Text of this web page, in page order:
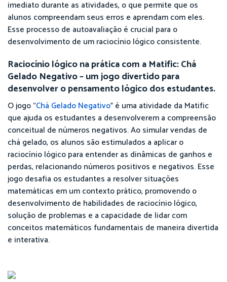
imediato durante as atividades, o que permite que os
alunos compreendam seus erros e aprendam com eles.
Esse processo de autoavaliação é crucial para o
desenvolvimento de um raciocínio lógico consistente.
Raciocínio lógico na prática com a Matific:Chá
Gelado Negativo– um jogo divertido para
desenvolver o pensamento lógico dos estudantes.
O jogo “Chá Gelado Negativo” é uma atividade da Matific
que ajuda os estudantes a desenvolverem a compreensão
conceitual de números negativos. Ao simular vendas de
chá gelado, os alunos são estimulados a aplicar o
raciocínio lógico para entender as dinâmicas de ganhos e
perdas, relacionando números positivos e negativos. Esse
jogo desafia os estudantes a resolver situações
matemáticas em um contexto prático, promovendo o
desenvolvimento de habilidades de raciocínio lógico,
solução de problemas e a capacidade de lidar com
conceitos matemáticos fundamentais de maneira divertida
e interativa.